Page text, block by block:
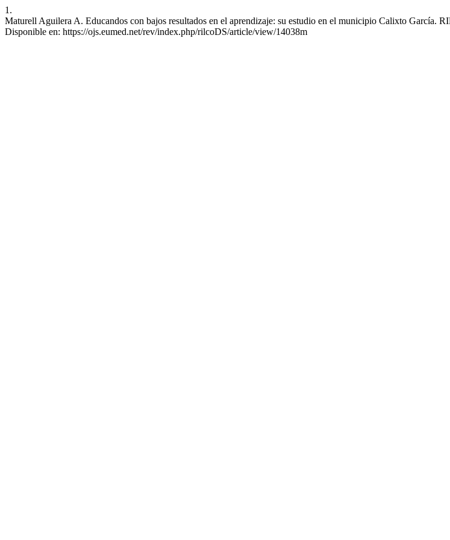
1.
Maturell Aguilera A. Educandos con bajos resultados en el aprendizaje: su estudio en el municipio Calixto García.
Disponible en: https://ojs.eumed.net/rev/index.php/rilcoDS/article/view/14038m